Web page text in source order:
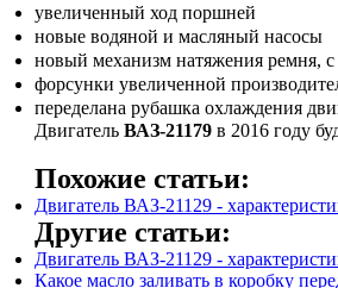
увеличенный ход поршней
новые водяной и масляный насосы
новый механизм натяжения ремня,
форсунки увеличенной
переделана рубашка охлаждения
Двигатель ВАЗ-21179в 2016 году
Похожие статьи:
Двигатель ВАЗ-21129 -
Другие статьи:
Двигатель ВАЗ-21129 -
Какое масло заливать в коробку